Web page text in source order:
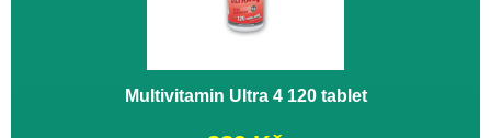
Multivitamin Ultra 4 120 tablet